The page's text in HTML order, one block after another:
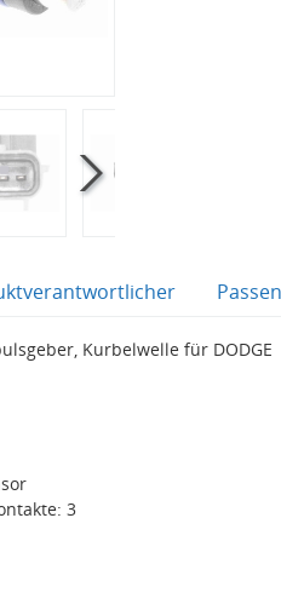
Kurbelwelle für DODGE
3